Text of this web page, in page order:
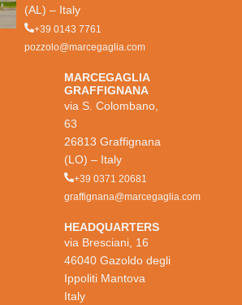
(AL) – Italy
+39 0143 7761
pozzolo@marcegaglia.com
MARCEGAGLIA
GRAFFIGNANA
via S. Colombano,
63
26813 Graffignana
(LO) – Italy
+39 0371 20681
graffignana@marcegaglia.com
HEADQUARTERS
via Bresciani, 16
46040 Gazoldo degli
Ippoliti Mantova
Italy